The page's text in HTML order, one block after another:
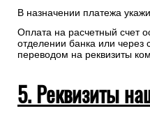
В назначении платежа
Оплата на расчетный счет
отделении банка или через
переводом на реквизиты
5. Реквизиты